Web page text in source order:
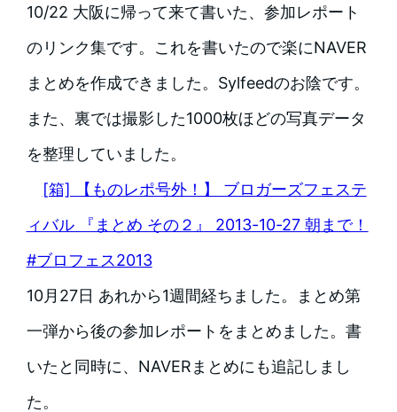
10/22 大阪に帰って来て書いた、参加レポート
のリンク集です。これを書いたので楽にNAVER
まとめを作成できました。Sylfeedのお陰です。
また、裏では撮影した1000枚ほどの写真データ
を整理していました。
[箱] 【ものレポ号外！】 ブロガーズフェステ
ィバル 『まとめ その２』 2013-10-27 朝まで！
#ブロフェス2013
10月27日 あれから1週間経ちました。まとめ第
一弾から後の参加レポートをまとめました。書
いたと同時に、NAVERまとめにも追記しまし
た。